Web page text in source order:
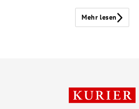
Mehr lesen